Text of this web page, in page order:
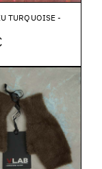
TURQUOISE -